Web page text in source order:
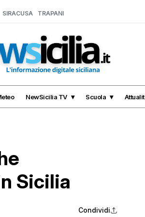
SIRACUSA TRAPANI
NewSicilia TV Scuola
Sicilia
Condividi